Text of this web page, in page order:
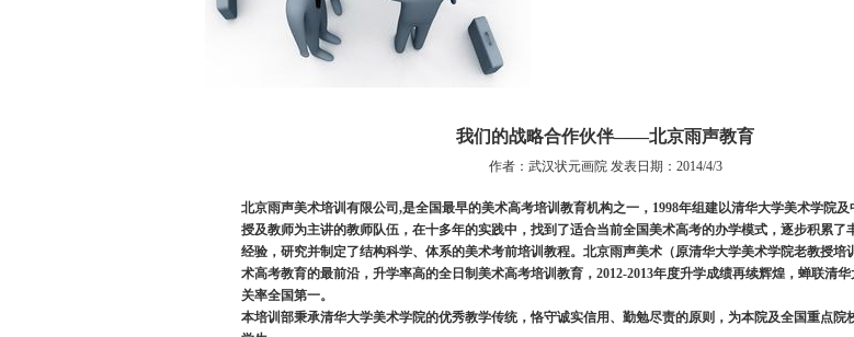
我们的战略合作伙伴——北京雨声教育
作者：武汉状元画院 发表日期：2014/4/3
北京雨声美术培训有限公司,是全国最早的美术高考培训教育机构之一，1998年组建以清华大学美术学院
授及教师为主讲的教师队伍，在十多年的实践中，找到了适合当前全国美术高考的办学模式，逐步积累了
经验，研究并制定了结构科学、体系的美术考前培训教程。北京雨声美术（原清华大学美术学院老教授培
术高考教育的最前沿，升学率高的全日制美术高考培训教育，2012-2013年度升学成绩再续辉煌，蝉联清
关率全国第一。
本培训部秉承清华大学美术学院的优秀教学传统，恪守诚实信用、勤勉尽责的原则，为本院及全国重点院